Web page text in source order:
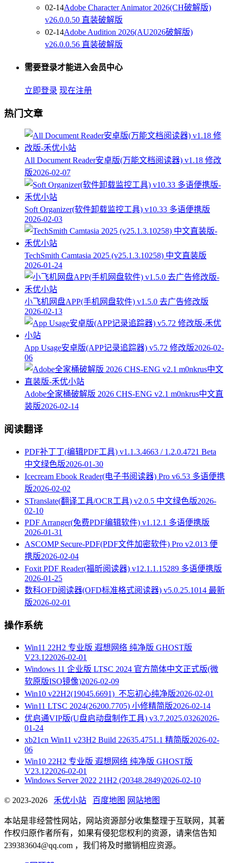
02-14Adobe Character Animator 2026(CH破解版)
v26.0.0.50 直装破解版
02-14Adobe Audition 2026(AU2026破解版)
v26.0.0.56 直装破解版
需要登录才能进入会员中心
立即登录 现在注册
热门文章
All Document Reader安卓版(万能文档阅读器) v1.18 修改
版2026-02-07
Soft Organizer(软件卸载监控工具) v10.33 多语便携版
2026-02-03
TechSmith Camtasia 2025 (v25.1.3.10258) 中文直装版
2026-01-24
小飞机网盘APP(手机网盘软件) v1.5.0 去广告修改版
2026-02-13
App Usage安卓版(APP记录追踪器) v5.72 修改版2026-02-
06
Adobe全家桶破解版 2026 CHS-ENG v2.1 m0nkrus中文直
装版2026-02-14
阅读翻译
PDF补丁丁(编辑PDF工具) v1.1.3.4663 / 1.2.0.4721 Beta
中文绿色版2026-01-30
Icecream Ebook Reader(电子书阅读器) Pro v6.53 多语便携
版2026-02-02
STranslate(翻译工具/OCR工具) v2.0.5 中文绿色版2026-
02-10
PDF Arranger(免费PDF编辑软件) v1.12.1 多语便携版
2026-01-31
ASCOMP Secure-PDF(PDF文件加密软件) Pro v2.013 便
携版2026-02-04
Foxit PDF Reader(福昕阅读器) v12.1.1.15289 多语便携版
2026-01-25
数科OFD阅读器(OFD标准格式阅读器) v5.0.25.1014 最新
版2026-02-01
操作系统
Win11 22H2 专业版 遐想网络 纯净版 GHOST版
V23.122026-02-01
Windows 11 企业版 LTSC 2024 官方简体中文正式版(微
软原版ISO镜像)2026-02-09
Win10 v22H2(19045.6691)_不忘初心纯净版2026-02-01
Win11 LTSC 2024(26200.7705) 小修精简版2026-02-14
优启通VIP版(U盘启动盘制作工具) v3.7.2025.03262026-
01-24
xb21cn Win11 v23H2 Build 22635.4751.1 精简版2026-02-
06
Win10 22H2 专业版 遐想网络 纯净版 GHOST版
V23.122026-02-01
Windows Server 2022 21H2 (20348.2849)2026-02-10
© 2023-2026 禾优小站 百度地图 网站地图
本站是非经营性网站，网站资源部分收集整理于互联网，其著
作权归原作者所有，如果有侵犯您权利的资源，请来信告知
239383604@qq.com ，我们将及时撤销相应资源。